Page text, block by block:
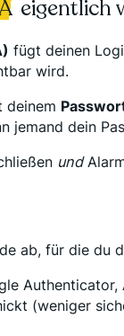
eigentlich
fügt deinen
wird.
deinem
jemand dein
und
ab, für die du
Authenticator,
(weniger